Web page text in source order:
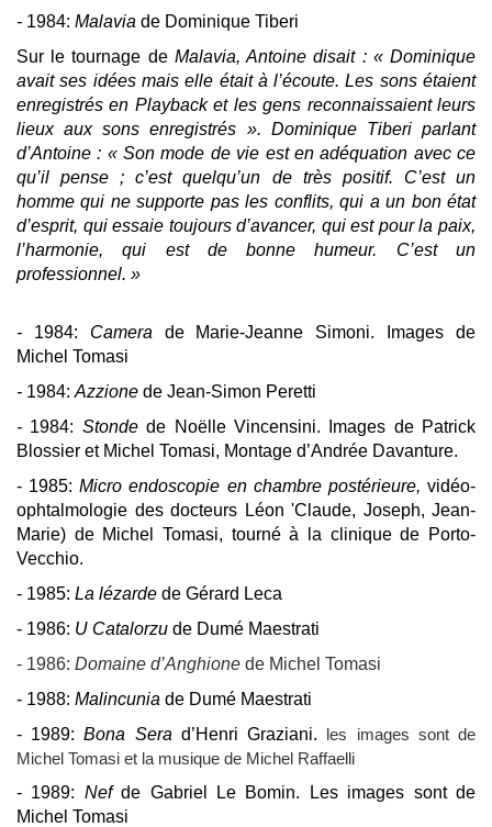
- 1984: Malavia de Dominique Tiberi
Sur le tournage deMalavia, Antoine disait : « Dominique
avait ses idées mais elle était à l’écoute. Les sons étaient
enregistrés en Playback et les gens reconnaissaient leurs
lieux aux sons enregistrés ». Dominique Tiberi parlant
d’Antoine : « Son mode de vie est en adéquation avec ce
qu’il pense ; c’est quelqu’un de très positif. C’est un
homme qui ne supporte pas les conflits, qui a un bon état
d’esprit, qui essaie toujours d’avancer, qui est pour la paix,
l’harmonie, qui est de bonne humeur. C’est un
professionnel. »
- 1984: Camera de Marie-Jeanne Simoni. Images de
Michel Tomasi
- 1984: Azzione de Jean-Simon Peretti
- 1984: Stondede Noëlle Vincensini. Images de Patrick
Blossier et Michel Tomasi, Montage d’Andrée Davanture.
- 1985:Micro endoscopie en chambre postérieure,vidéo-
ophtalmologie des docteurs Léon 'Claude, Joseph, Jean-
Marie) de Michel Tomasi, tourné à la clinique de Porto-
Vecchio.
- 1985: La lézarde de Gérard Leca
- 1986: U Catalorzu de Dumé Maestrati
- 1986: Domaine d’Anghione de Michel Tomasi
- 1988: Malincunia de Dumé Maestrati
- 1989:Bona Sera d’Henri Graziani. les images sont de
Michel Tomasi et la musique de Michel Raffaelli
- 1989: Nefde Gabriel Le Bomin. Les images sont de
Michel Tomasi